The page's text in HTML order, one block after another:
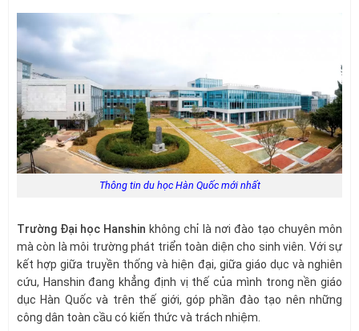
Thông tin du học Hàn Quốc mới nhất
Trường Đại học Hanshin không chỉ là nơi đào tạo chuyên môn
mà còn là môi trường phát triển toàn diện cho sinh viên. Với sự
kết hợp giữa truyền thống và hiện đại, giữa giáo dục và nghiên
cứu, Hanshin đang khẳng định vị thế của mình trong nền giáo
dục Hàn Quốc và trên thế giới, góp phần đào tạo nên những
công dân toàn cầu có kiến thức và trách nhiệm.